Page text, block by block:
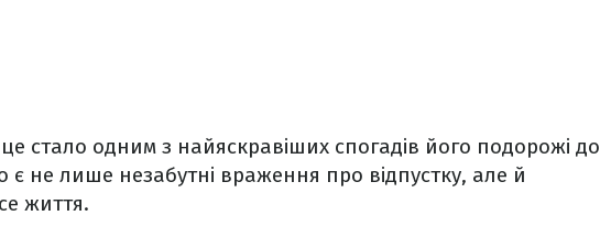
стало одним з найяскравіших спогадів його подорожі до
є не лише незабутні враження про відпустку, але й
життя.